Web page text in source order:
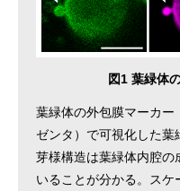
図1 葉緑体
葉緑体の外包膜マーカー
ゼンタ）で可視化した葉
芽様構造は葉緑体内腔
いることが分かる。スケ